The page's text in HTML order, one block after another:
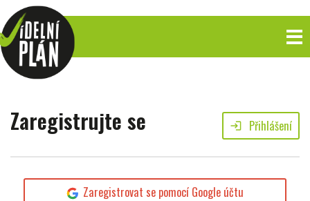
Zaregistrujte se login Přihlášení
Zaregistrovat se pomocí Google účtu